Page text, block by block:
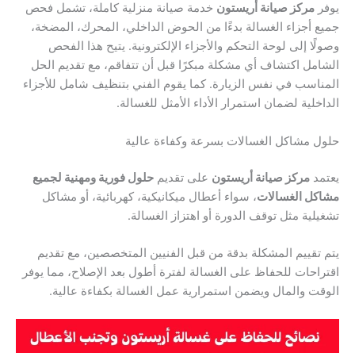
يوفر مركز صيانة أريستون خدمة صيانة منزلية كاملة، تشمل فحص
جميع أجزاء الغسالة بدءًا من الحوض الداخلي، المحرك، المضخة،
وصولًا إلى لوحة التحكم والأجزاء الإلكترونية. يتيح هذا الفحص
الشامل اكتشاف أي مشكلة مبكرًا قبل أن تتفاقم، مع تقديم الحل
المناسب في نفس الزيارة. كما يقوم الفني بتنظيف شامل للأجزاء
الداخلية لضمان استمرار الأداء الأمثل للغسالة.
حلول مشاكل الغسالات بسرعة وكفاءة عالية
يعتمد مركز صيانة أريستون على تقديم حلول فورية ومهنية لجميع
مشاكل الغسالات، سواء أعطال ميكانيكية، كهربائية، أو مشاكل
تشغيلية مثل توقف الدورة أو اهتزاز الغسالة.
يتم تقييم المشكلة بدقة من قبل الفنيين المتخصصين، مع تقديم
اقتراحات للحفاظ على الغسالة لفترة أطول بعد الإصلاح، مما يوفر
الوقت والمال ويضمن استمرارية عمل الغسالة بكفاءة عالية.